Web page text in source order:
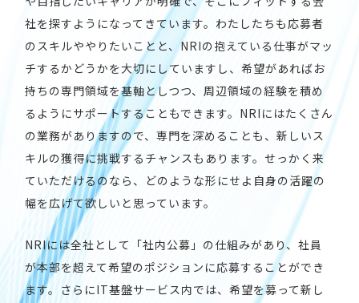
社を探すようになってきています。わたしたちも応募者
のスキルややりたいことと、NRIの抱えている仕事がマッ
チするかどうかを大切にしていますし、希望があればお
持ちの専門領域を基軸としつつ、周辺領域の経験を積め
るようにサポートすることもできます。NRIにはたくさん
の業務がありますので、専門を深めることも、新しいス
キルの獲得に挑戦するチャンスもあります。せっかく来
ていただけるのなら、どのような形にせよ自身の活躍の
幅を広げて欲しいと思っています。
NRIには全社として「社内公募」の仕組みがあり、社員
が本部を超えて希望のポジションに応募することができ
ます。さらにIT基盤サービス内では、希望を募って新し